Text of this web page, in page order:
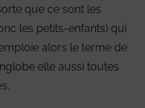
que ce sont les
les petits-enfants) qui
alors le terme de
elle aussi toutes